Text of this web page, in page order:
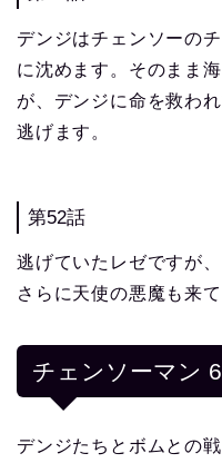
デンジはチェンソーの
に沈めます。そのまま
が、デンジに命を救わ
逃げます。
第52話
逃げていたレゼですが
さらに天使の悪魔も来
チェンソーマン
デンジたちとボムとの